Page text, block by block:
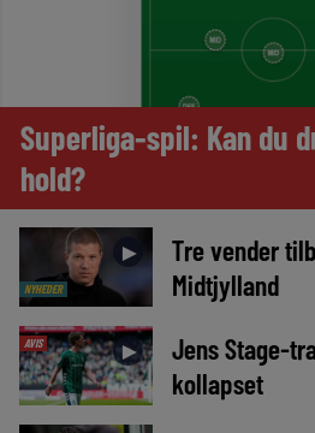
Superliga-spil: Kan du
hold?
NYHEDER
►
Tre vender
Midtjylland
AVIS ►
Jens Stage-
kollapset